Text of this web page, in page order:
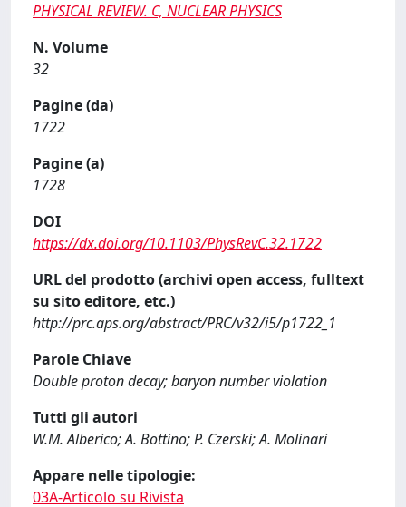
PHYSICAL REVIEW. C, NUCLEAR PHYSICS
N. Volume
32
Pagine (da)
1722
Pagine (a)
1728
DOI
https://dx.doi.org/10.1103/PhysRevC.32.1722
URL del prodotto (archivi open access, fulltext
su sito editore, etc.)
http://prc.aps.org/abstract/PRC/v32/i5/p1722_1
Parole Chiave
Double proton decay; baryon number violation
Tutti gli autori
W.M. Alberico; A. Bottino; P. Czerski; A. Molinari
Appare nelle tipologie:
03A-Articolo su Rivista